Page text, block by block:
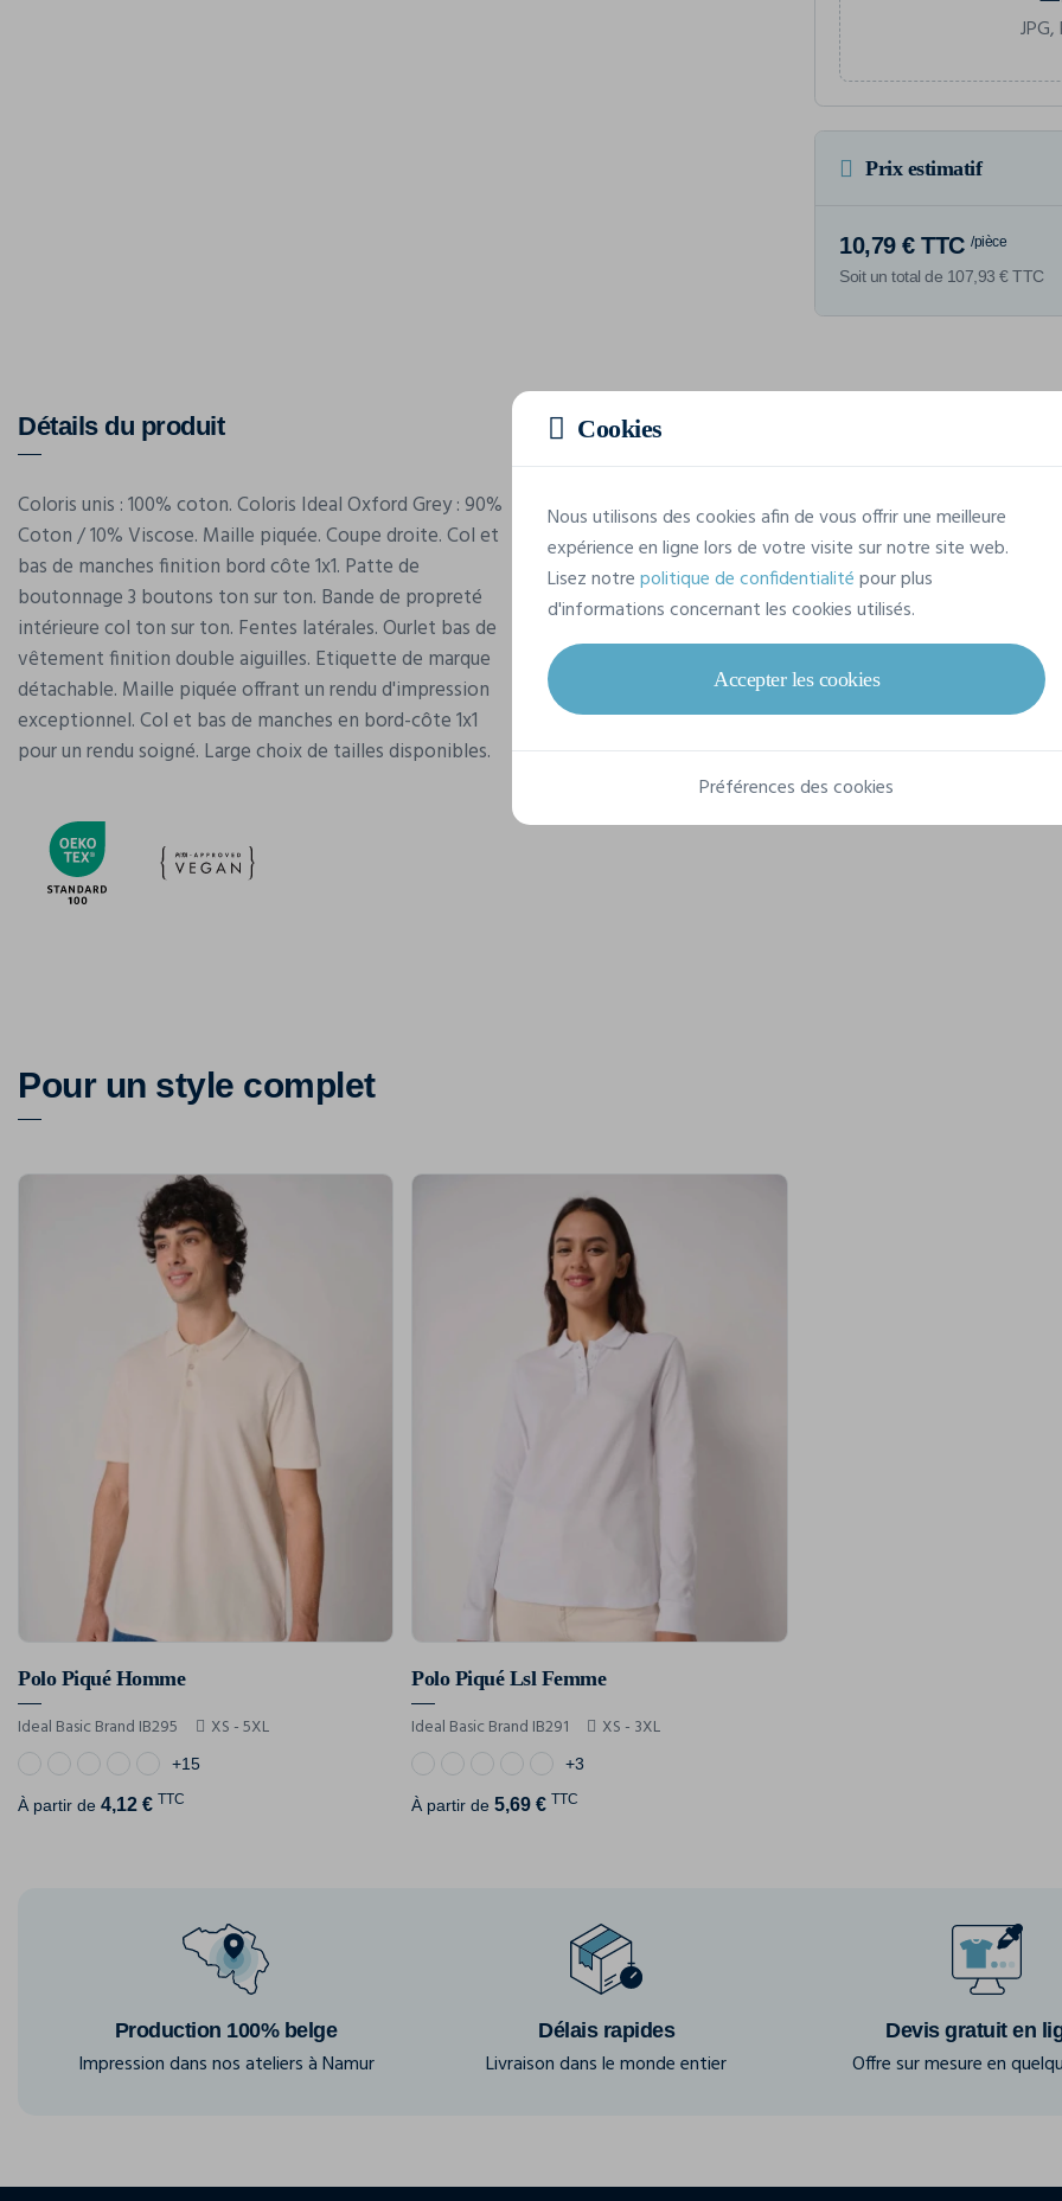
Prix estimatif
10,79 € TTC /pièce
Soit un total de 107,93 € TTC
Détails du produit
Coloris unis : 100% coton. Coloris Ideal Oxford Grey : 90%
Coton / 10% Viscose. Maille piquée. Coupe droite. Col et
bas de manches finition bord côte 1x1. Patte de
boutonnage 3 boutons ton sur ton. Bande de propreté
intérieure col ton sur ton. Fentes latérales. Ourlet bas de
vêtement finition double aiguilles. Etiquette de marque
détachable. Maille piquée offrant un rendu d'impression
exceptionnel. Col et bas de manches en bord-côte 1x1
pour un rendu soigné. Large choix de tailles disponibles.
Caractéristiques
Marque
Ideal Basic Brand
Référence
IB290
Grammage
Composition
100% Coton
Pour un style complet
Polo Piqué Homme
Ideal Basic Brand IB295 XS - 5XL
+15
À partir de 4,12 € TTC
Polo Piqué Lsl Femme
Ideal Basic Brand IB291 XS - 3XL
+3
À partir de5,69 € TTC
Production 100% belge
Impression dans nos ateliers à Namur
Délais rapides
Livraison dans le monde entier
Devis gratuit en
Offre sur mesure en
Cookies
Nous utilisons des cookies afin de vous offrir une meilleure
expérience en ligne lors de votre visite sur notre site web.
Lisez notrepolitique de confidentialitépour plus
d'informations concernant les cookies utilisés.
Accepter les cookies
Préférences des cookies